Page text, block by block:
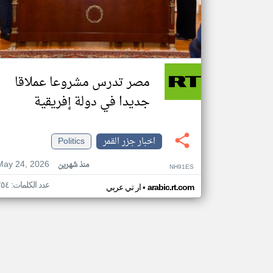
مصر تدرس مشروعا عملاقا
جديدا في دولة إفريقية
اخبار جزر القمر
Politics
24, 2026
منذ شهرين NH91ES
ار تي عربي• arabic.rt.com عدد الكلمات: ٢٥٤